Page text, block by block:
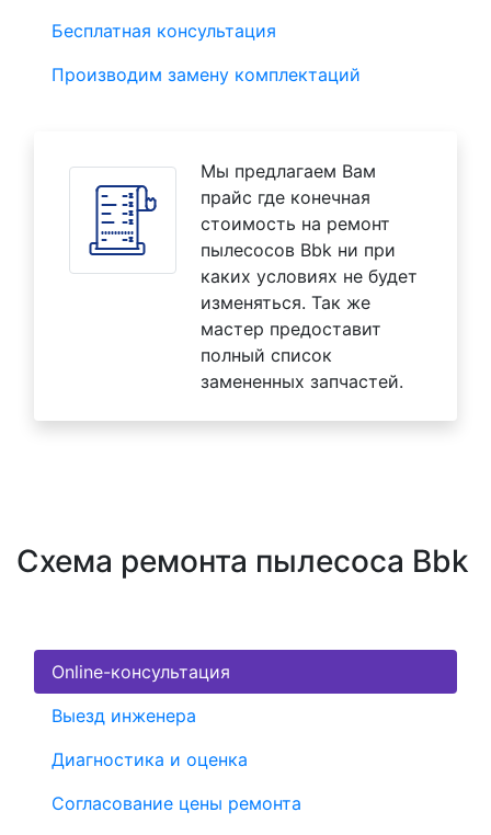
Бесплатная консультация
Производим замену комплектаций
Мы предлагаем Вам
прайс где конечная
стоимость на ремонт
пылесосов Bbk ни при
каких условиях не будет
изменяться. Так же
мастер предоставит
полный список
замененных запчастей.
Схема ремонта пылесоса Bbk
Online-консультация
Выезд инженера
Диагностика и оценка
Согласование цены ремонта